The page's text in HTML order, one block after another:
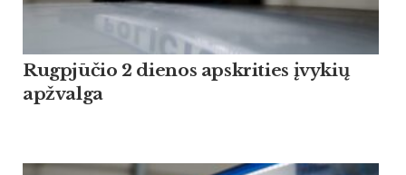
Rugpjūčio 2 dienos apskrities įvykių
apžvalga